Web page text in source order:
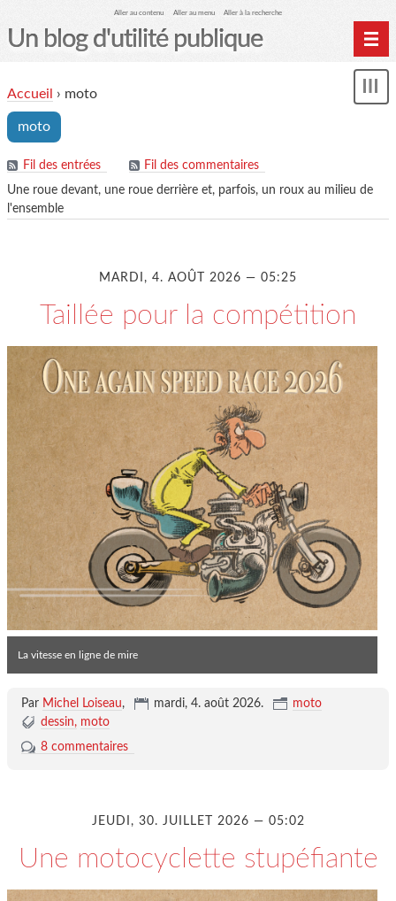
Aller au contenu Aller au menu Aller à la recherche
Un blog d'utilité publique
Page de liens
le blog des origines
Accueil › moto
moto
Fil des entrées
Fil des commentaires
Une roue devant, une roue derrière et, parfois, un roux au milieu de
l'ensemble
MARDI, 4. AOÛT 2026 — 05:25
Taillée pour la compétition
La vitesse en ligne de mire
Par Michel Loiseau, mardi, 4. août 2026.
moto
dessin
moto
8 commentaires
JEUDI, 30. JUILLET 2026 — 05:02
Une motocyclette stupéfiante